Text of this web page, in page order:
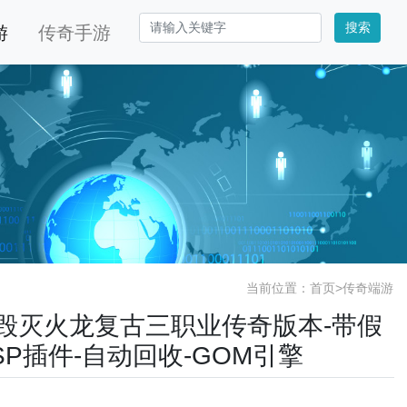
传奇手游 搜索
当前位置： 首页>传奇端游
灭火龙复古三职业传奇版本-带假
插件-自动回收-GOM引擎